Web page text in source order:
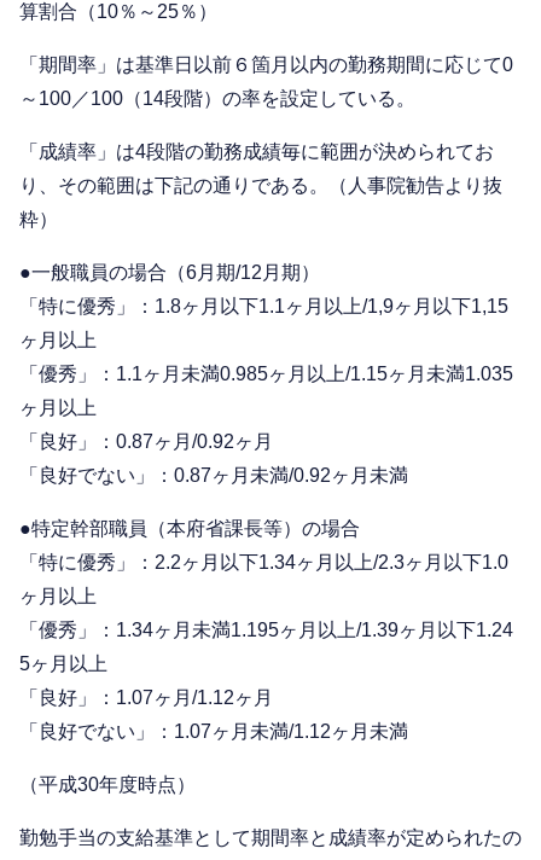
算割合（10％～25％）
「期間率」は基準日以前６箇月以内の勤務期間に応じて0
～100／100（14段階）の率を設定している。
「成績率」は4段階の勤務成績毎に範囲が決められてお
り、その範囲は下記の通りである。（人事院勧告より抜
粋）
●一般職員の場合（6月期/12月期）
「特に優秀」：1.8ヶ月以下1.1ヶ月以上/1,9ヶ月以下1,15
ヶ月以上
「優秀」：1.1ヶ月未満0.985ヶ月以上/1.15ヶ月未満1.035
ヶ月以上
「良好」：0.87ヶ月/0.92ヶ月
「良好でない」：0.87ヶ月未満/0.92ヶ月未満
●特定幹部職員（本府省課長等）の場合
「特に優秀」：2.2ヶ月以下1.34ヶ月以上/2.3ヶ月以下1.0
ヶ月以上
「優秀」：1.34ヶ月未満1.195ヶ月以上/1.39ヶ月以下1.24
5ヶ月以上
「良好」：1.07ヶ月/1.12ヶ月
「良好でない」：1.07ヶ月未満/1.12ヶ月未満
（平成30年度時点）
勤勉手当の支給基準として期間率と成績率が定められたの